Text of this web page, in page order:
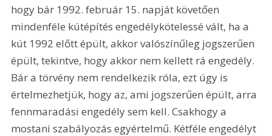
hogy bár 1992. február 15. napját követően
mindenféle kútépítés engedélykötelessé vált, ha a
kút 1992 előtt épült, akkor valószínűleg jogszerűen
épült, tekintve, hogy akkor nem kellett rá engedély.
Bár a törvény nem rendelkezik róla, ezt úgy is
értelmezhetjük, hogy az, ami jogszerűen épült, arra
fennmaradási engedély sem kell. Csakhogy a
mostani szabályozás egyértelmű. Kétféle engedélyt